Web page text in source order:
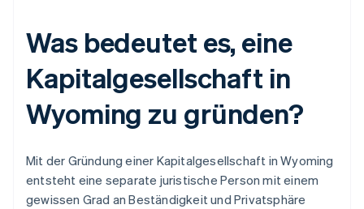
Was bedeutet es, eine
Kapitalgesellschaft in
Wyoming zu gründen?
Mit der Gründung einer Kapitalgesellschaft in Wyoming
entsteht eine separate juristische Person mit einem
gewissen Grad an Beständigkeit und Privatsphäre